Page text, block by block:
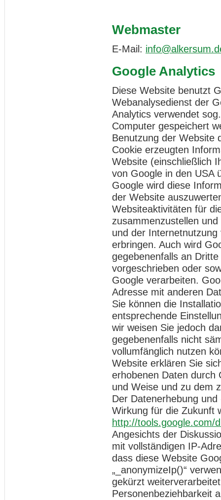
Webmaster
E-Mail:
Google Analytics
Diese Website benutzt
Webanalysedienst der
Analytics verwendet
Computer gespeichert
Benutzung der Website
Cookie erzeugten
Website (einschließlich
von Google in den USA
Google wird diese
der Website
Websiteaktivitäten für
zusammenzustellen
und der
erbringen. Auch wird
gegebenenfalls an
vorgeschrieben oder
Google verarbeiten.
Adresse mit anderen
Sie können die
entsprechende
wir weisen Sie jedoch
gegebenenfalls nicht
vollumfänglich nutzen
Website erklären Sie
erhobenen Daten durch
und Weise und zu dem
Der Datenerhebung
Wirkung für die Zukunft
http://tools.google.com/
Angesichts der
mit vollständigen IP-
dass diese Website
„_anonymizeIp()“
gekürzt
Personenbeziehbarkeit